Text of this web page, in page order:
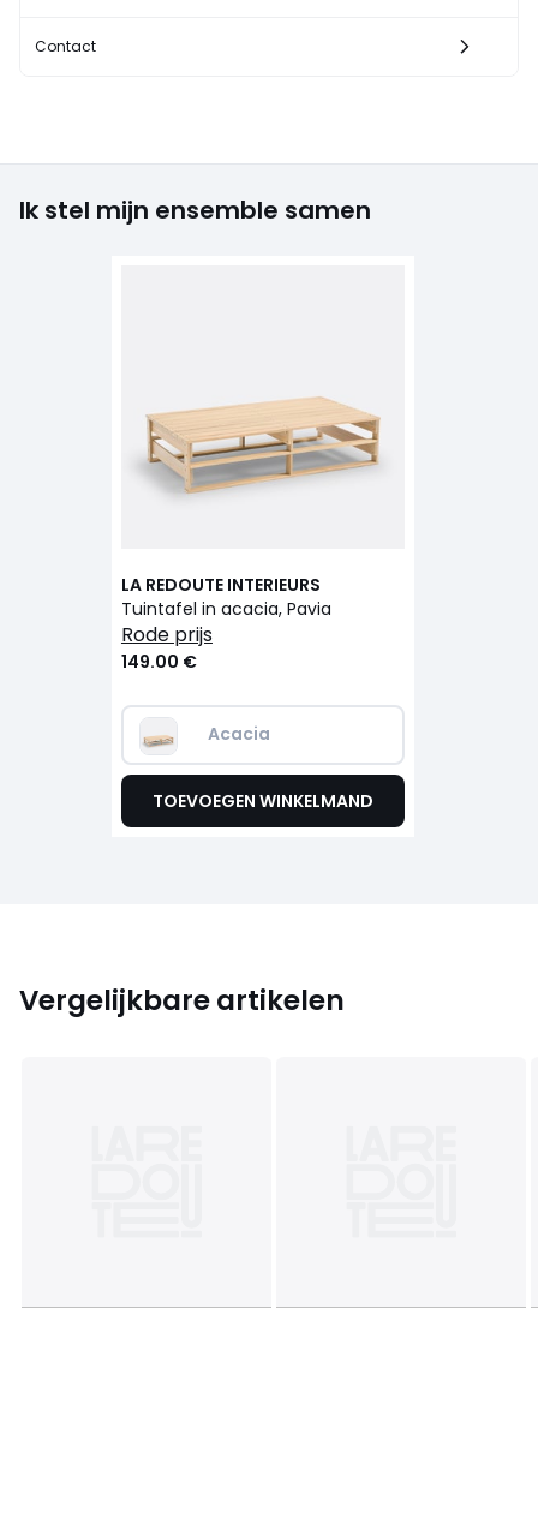
Contact
Ik stel mijn ensemble samen
LA REDOUTE INTERIEURS
Tuintafel in acacia, Pavia
rode prijs
149.00 €
Acacia
TOEVOEGEN WINKELMAND
Vergelijkbare artikelen